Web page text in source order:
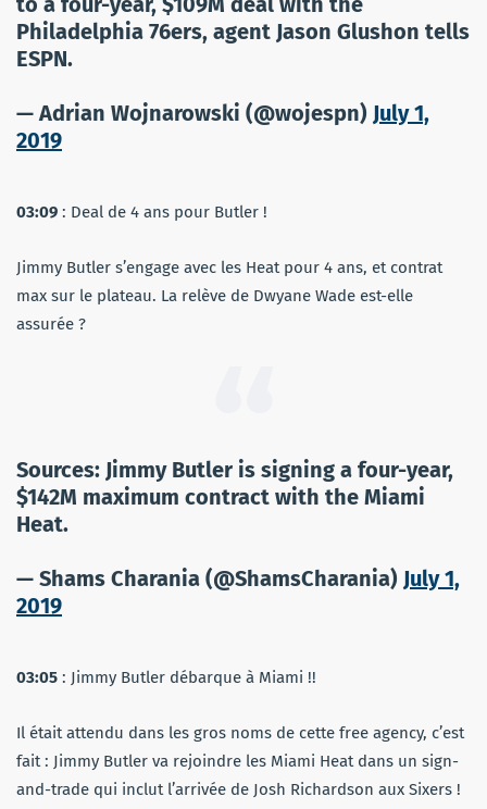
Philadelphia 76ers, agent Jason Glushon tells
ESPN.
— Adrian Wojnarowski (@wojespn) July 1,
2019
03:09 : Deal de 4 ans pour Butler !
Jimmy Butler s’engage avec les Heat pour 4 ans, et contrat
max sur le plateau. La relève de Dwyane Wade est-elle
assurée ?
Sources: Jimmy Butler is signing a four-year,
$142M maximum contract with the Miami
Heat.
— Shams Charania (@ShamsCharania) July 1,
2019
03:05 : Jimmy Butler débarque à Miami !!
Il était attendu dans les gros noms de cette free agency, c’est
fait : Jimmy Butler va rejoindre les Miami Heat dans un sign-
and-trade qui inclut l’arrivée de Josh Richardson aux Sixers !